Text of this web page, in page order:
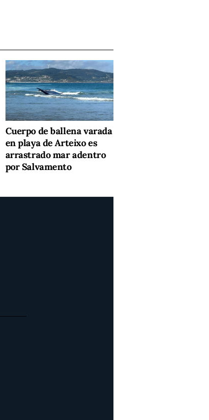
Cuerpo de ballena varada
en playa de Arteixo es
arrastrado mar adentro
por Salvamento